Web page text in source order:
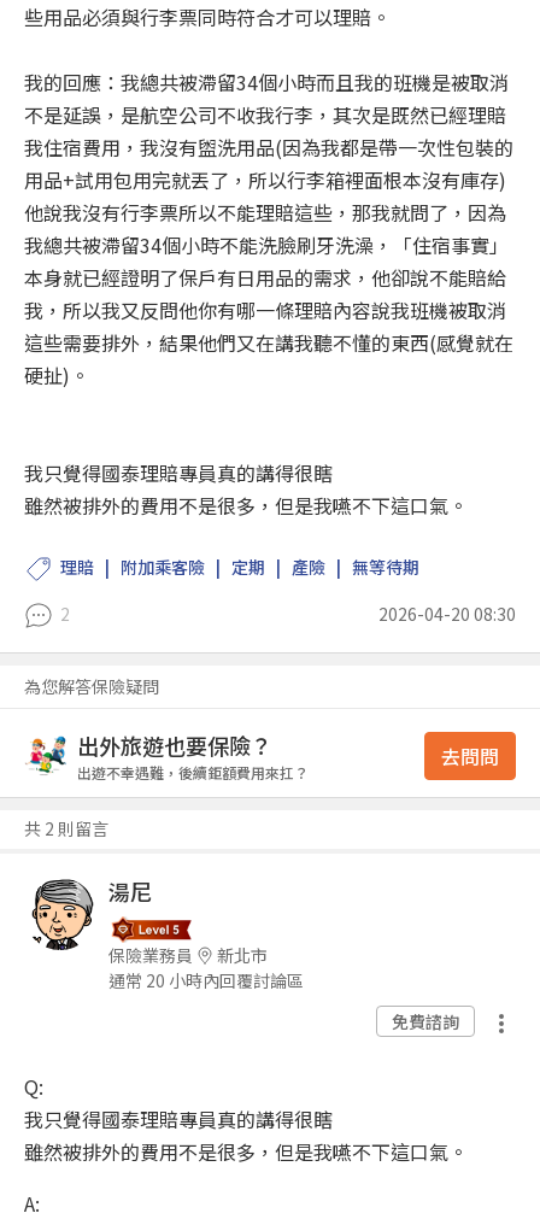
些用品必須與行李票同時符合才可以理賠。
我的回應：我總共被滯留34個小時而且我的班機是被取消
不是延誤，是航空公司不收我行李，其次是既然已經理賠
我住宿費用，我沒有盥洗用品(因為我都是帶一次性包裝的
用品+試用包用完就丟了，所以行李箱裡面根本沒有庫存)
他說我沒有行李票所以不能理賠這些，那我就問了，因為
我總共被滯留34個小時不能洗臉刷牙洗澡，「住宿事實」
本身就已經證明了保戶有日用品的需求，他卻說不能賠給
我，所以我又反問他你有哪一條理賠內容說我班機被取消
這些需要排外，結果他們又在講我聽不懂的東西(感覺就在
硬扯)。
我只覺得國泰理賠專員真的講得很瞎
雖然被排外的費用不是很多，但是我嚥不下這口氣。
理賠 附加乘客險 定期 產險
無等待期
2
2026-04-20 08:30
為您解答保險疑問
出外旅遊也要保險？
出遊不幸遇難，後續鉅額費用來扛？
去問問
共 2 則留言
湯尼
保險業務員
新北市
通常 20 小時內回覆討論區
免費諮詢
Q:
我只覺得國泰理賠專員真的講得很瞎
雖然被排外的費用不是很多，但是我嚥不下這口氣。
A: